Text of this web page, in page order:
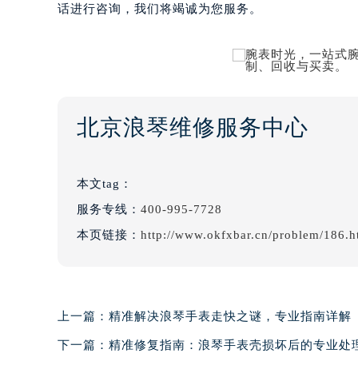
话进行咨询，我们将竭诚为您服务。
北京浪琴维修服务中心
本文tag：
服务专线： 400-995-7728
本页链接： http://www.okfxbar.cn/problem/
上一篇： 精准解决浪琴手表走快之谜，专业指南详解
下一篇： 精准修复指南：浪琴手表壳损坏后的专业处